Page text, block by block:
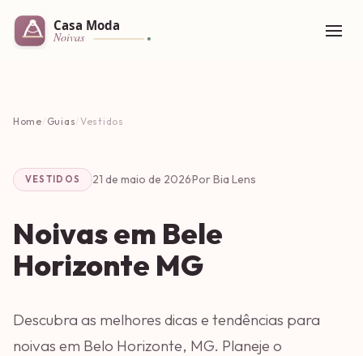
Home Guias Vestidos
VESTIDOS 21 de maio de 2026·Por Bia Lens
Noivas em Bele
Horizonte MG
Descubra as melhores dicas e tendências para
noivas em Belo Horizonte, MG. Planeje o